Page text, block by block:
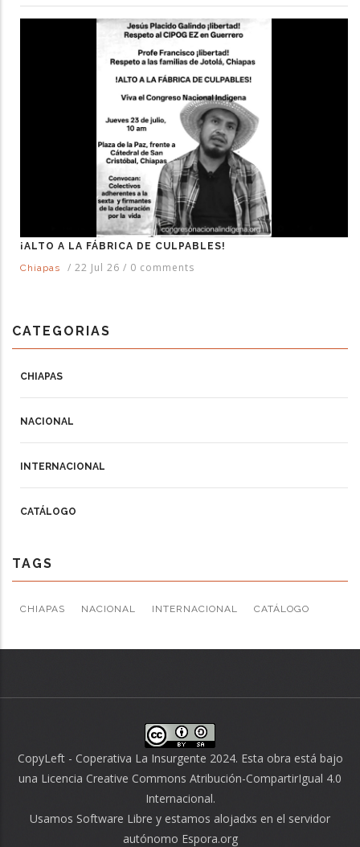
¡ALTO A LA FÁBRICA DE CULPABLES!
Chiapas
/ 22 Jul 26 / 0 comments
CATEGORIAS
CHIAPAS
NACIONAL
INTERNACIONAL
CATÁLOGO
TAGS
CHIAPAS NACIONAL INTERNACIONAL CATÁLOGO
CopyLeft - Coperativa La Insurgente 2024. Esta obra está bajo
una Licencia Creative Commons Atribución-CompartirIgual 4.0
Internacional.
Usamos Software Libre y estamos alojadxs en el servidor
autónomo Espora.org